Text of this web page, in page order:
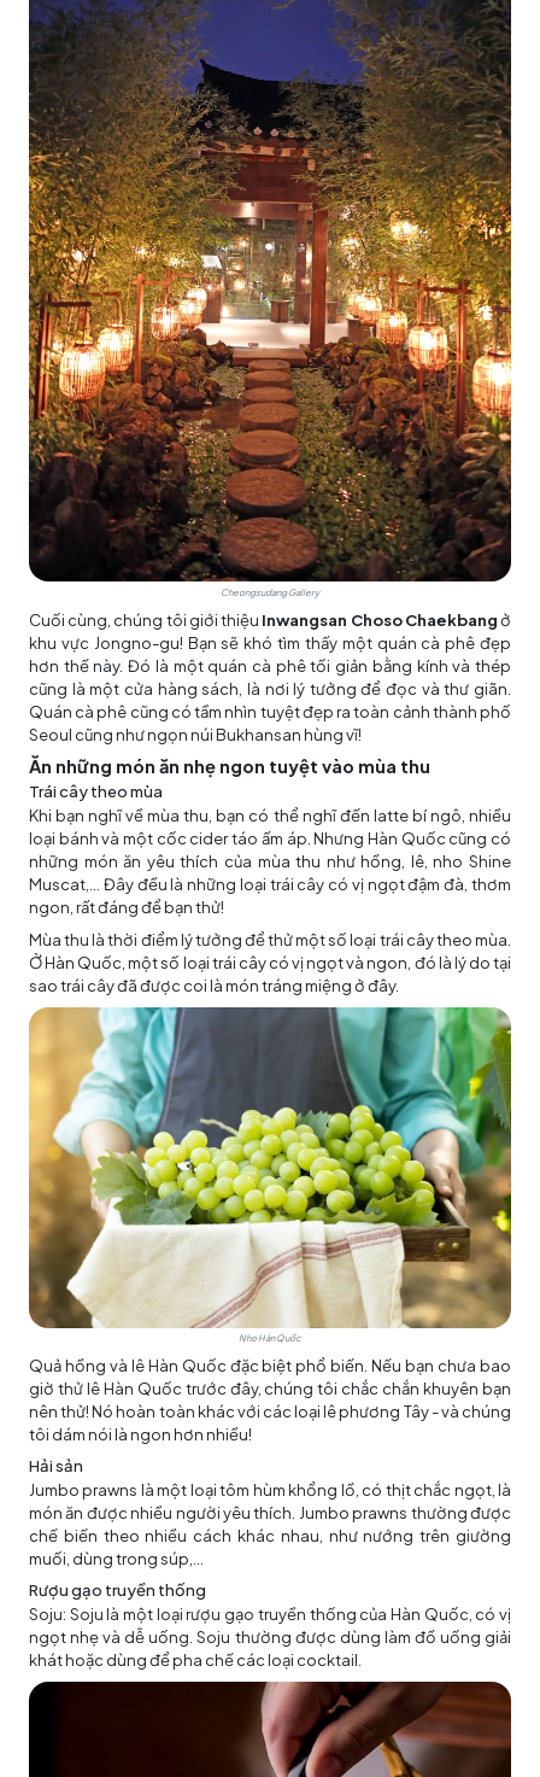
Cheongsudang Gallery
Cuối cùng, chúng tôi giới thiệu Inwangsan Choso Chaekbangở
khu vực Jongno-gu! Bạn sẽ khó tìm thấy một quán cà phê đẹp
hơn thế này. Đó là một quán cà phê tối giản bằng kính và thép
cũng là một cửa hàng sách, là nơi lý tưởng để đọc và thư giãn.
Quán cà phê cũng có tầm nhìn tuyệt đẹp ra toàn cảnh thành phố
Seoul cũng như ngọn núi Bukhansan hùng vĩ!
Ăn những món ăn nhẹ ngon tuyệt vào mùa thu
Trái cây theo mùa
Khi bạn nghĩ về mùa thu, bạn có thể nghĩ đến latte bí ngô, nhiều
loại bánh và một cốc cider táo ấm áp. Nhưng Hàn Quốc cũng có
những món ăn yêu thích của mùa thu như hồng, lê, nho Shine
Muscat,... Đây đều là những loại trái cây có vị ngọt đậm đà, thơm
ngon, rất đáng để bạn thử!
Mùa thu là thời điểm lý tưởng để thử một số loại trái cây theo mùa.
Ở Hàn Quốc, một số loại trái cây có vị ngọt và ngon, đó là lý do tại
sao trái cây đã được coi là món tráng miệng ở đây.
Nho Hàn Quốc
Quả hồng và lê Hàn Quốc đặc biệt phổ biến. Nếu bạn chưa bao
giờ thử lê Hàn Quốc trước đây, chúng tôi chắc chắn khuyên bạn
nên thử! Nó hoàn toàn khác với các loại lê phương Tây - và chúng
tôi dám nói là ngon hơn nhiều!
Hải sản
Jumbo prawns là một loại tôm hùm khổng lồ, có thịt chắc ngọt, là
món ăn được nhiều người yêu thích. Jumbo prawns thường được
chế biến theo nhiều cách khác nhau, như nướng trên giường
muối, dùng trong súp,...
Rượu gạo truyền thống
Soju: Soju là một loại rượu gạo truyền thống của Hàn Quốc, có vị
ngọt nhẹ và dễ uống. Soju thường được dùng làm đồ uống giải
khát hoặc dùng để pha chế các loại cocktail.